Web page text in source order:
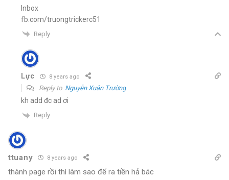
Inbox
fb.com/truongtrickerc51
Reply
Lực 8 years ago
Reply to Nguyễn Xuân Trường
kh add đc ad ơi
Reply
ttuany 8 years ago
thành page rồi thì làm sao để ra tiền hả bác